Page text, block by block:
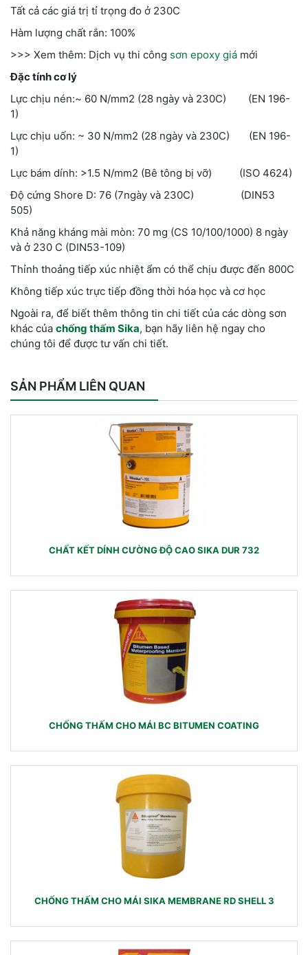
Tất cả các giá trị tỉ trọng đo ở 23­­­­­­­­­­­­­­­­­­­­­­­­­­0C
Hàm lượng chất rắn: 100%
>>> Xem thêm: Dịch vụ thi công sơn epoxy giá mới
Đặc tính cơ lý
Lực chịu nén:~ 60 N/mm2 (28 ngày và 230C) (EN 196-
1)
Lực chịu uốn: ~ 30 N/mm2 (28 ngày và 230C) (EN 196-
1)
Lực bám dính: >1.5 N/mm2 (Bê tông bị vỡ) (ISO 4624)
Độ cứng Shore D: 76 (7ngày và 230C) (DIN53
505)
Khả năng kháng mài mòn: 70 mg (CS 10/100/1000) 8 ngày
và ở 230 C (DIN53-109)
Thỉnh thoảng tiếp xúc nhiệt ẩm có thể chịu được đến 800C
Không tiếp xúc trực tiếp đồng thời hóa học và cơ học
Ngoài ra, để biết thêm thông tin chi tiết của các dòng sơn
khác của chống thấm Sika, bạn hãy liên hệ ngay cho
chúng tôi để được tư vấn chi tiết.
SẢN PHẨM LIÊN QUAN
CHẤT KẾT DÍNH CƯỜNG ĐỘ CAO SIKA DUR 732
CHỐNG THẤM CHO MÁI BC BITUMEN COATING
CHỐNG THẤM CHO MÁI SIKA MEMBRANE RD SHELL 3